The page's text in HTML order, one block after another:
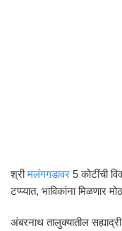
श्रीमलंगगडावर 5 कोटींची
टप्प्यात, भाविकांना मिळणार
अंबरनाथ तालुक्यातील